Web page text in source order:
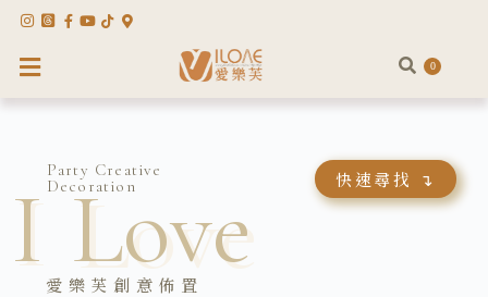
0
愛樂芙創意佈置
Party Creative
Decoration
快速尋找 ↴
I Love